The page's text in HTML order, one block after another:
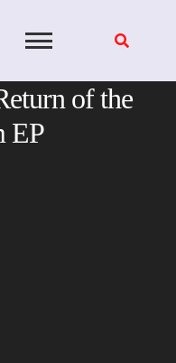
of the
EP